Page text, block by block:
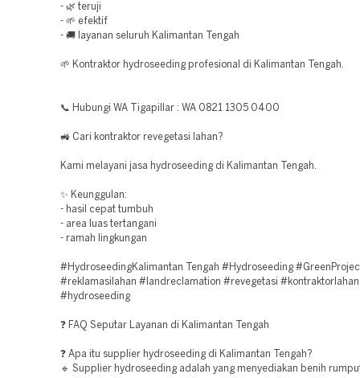
- 🌿 teruji
- 🌱 efektif
- 🚚 layanan seluruh Kalimantan Tengah
🌱 Kontraktor hydroseeding profesional di Kalimantan Tengah.
📞 Hubungi WA Tigapillar : WA 0821 1305 0400
🚜 Cari kontraktor revegetasi lahan?
Kami melayani jasa hydroseeding di Kalimantan Tengah.
✨ Keunggulan:
- hasil cepat tumbuh
- area luas tertangani
- ramah lingkungan
#HydroseedingKalimantan Tengah #Hydroseeding
#reklamasilahan #landreclamation #revegetasi #kontraktorlahan
#hydroseeding
❓ FAQ Seputar Layanan di Kalimantan Tengah
❓ Apa itu supplier hydroseeding di Kalimantan Tengah?
🔹 Supplier hydroseeding adalah yang menyediakan benih